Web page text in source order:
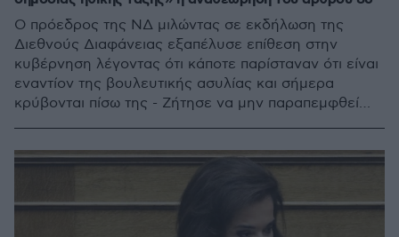
Ο πρόεδρος της ΝΔ μιλώντας σε εκδήλωση της
Διεθνούς Διαφάνειας εξαπέλυσε επίθεση στην
κυβέρνηση λέγοντας ότι κάποτε παρίσταναν ότι είναι
εναντίον της βουλευτικής ασυλίας και σήμερα
κρύβονται πίσω της - Ζήτησε να μην παραπεμφθεί